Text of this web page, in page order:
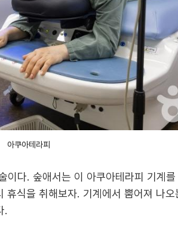
아쿠아테라피
다. 숲애서는 이 아쿠아테라피 기계
식을 취해보자. 기계에서 뿜어져 나
.